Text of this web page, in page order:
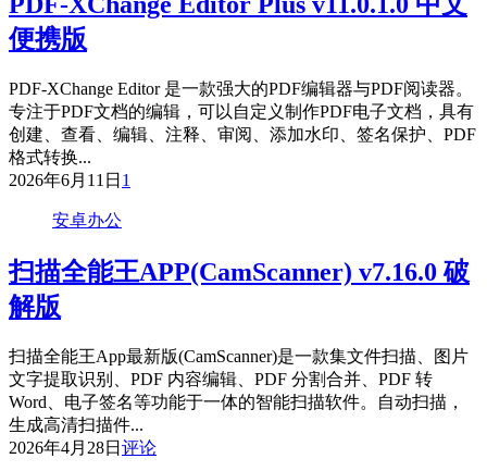
便携版
PDF-XChange Editor 是一款强大的PDF编辑器与PDF阅读器。
专注于PDF文档的编辑，可以自定义制作PDF电子文档，具有
创建、查看、编辑、注释、审阅、添加水印、签名保护、PDF
格式转换...
2026年6月11日 1
安卓办公
扫描全能王APP(CamScanner) v7.16.0 破
解版
扫描全能王App最新版(CamScanner)是一款集文件扫描、图片
文字提取识别、PDF 内容编辑、PDF 分割合并、PDF 转
Word、电子签名等功能于一体的智能扫描软件。自动扫描，
生成高清扫描件...
2026年4月28日 评论